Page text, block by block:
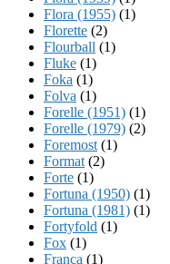
Flora (1955) (1)
Florette (2)
Flourball (1)
Fluke (1)
Foka (1)
Folva (1)
Forelle (1951) (1)
Forelle (1979) (2)
Foremost (1)
Format (2)
Forte (1)
Fortuna (1950) (1)
Fortuna (1981) (1)
Fortyfold (1)
Fox (1)
Franca (1)